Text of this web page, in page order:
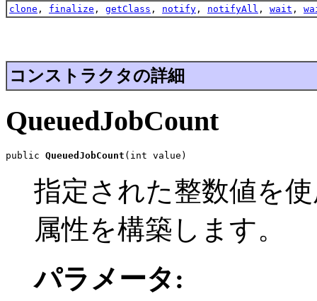
clone , finalize , getClass , notify , notifyAll , wait ,
コンストラクタの詳細
QueuedJobCount
public QueuedJobCount (int value)
指定された整数値を
属性を構築します。
パラメータ: